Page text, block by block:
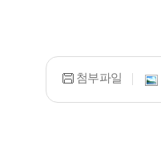
첨부파일